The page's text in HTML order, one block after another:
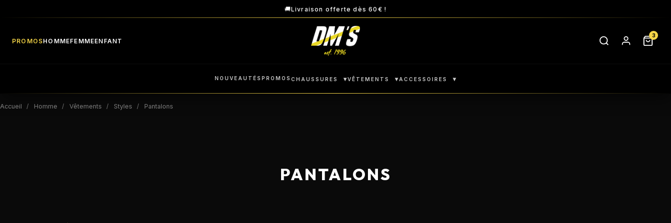
🚚Livraison offerte dès 60€ !
PROMOSHOMMEFEMMEENFANT
3
NOUVEAUTÉS PROMOS CHAUSSURES ▾VÊTEMENTS ▾ACCESSOIRES ▾
Accueil Homme Vêtements Styles Pantalons
PANTALONS